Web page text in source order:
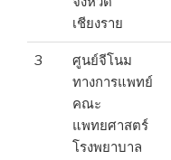
เชียงราย
3
ศูนย์จีโนม
ทางการแพทย์
คณะ
แพทยศาสตร์
โรงพยาบาล